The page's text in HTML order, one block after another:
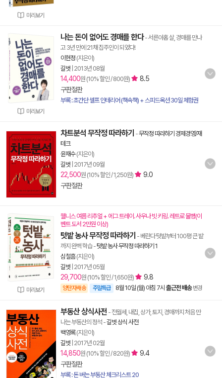
미리보기
미리보기
나는 돈이 없어도 경매를 한다- 서른아홉 살, 경매를 만나
고 3년 만에 21채 집주인이 되었다!
이현정 (지은이)
길벗 2013년 08월
14,400원 (10% 할인 / 800원)
8.5
구판절판
부록 : 초간단 셀프 인테리어 (책속책) + 스피드옥션 30일 체험권
차트분석 무작정 따라하기 -무작정 따라하기 경제경영/재
테크
윤재수(지은이)
길벗 2017년 09월
22,500원 (10% 할인 / 1,250원)
9.0
구판절판
미리보기
웰니스 여름 리추얼 + 에그 트레이. 사우나 빗 키링. 레트로 물병(이
벤트 도서 2만원 이상)
텃밭 농사 무작정 따라하기 - 베란다 텃밭부터 100평 큰 밭
까지 완벽 학습-텃밭 농사 무작정 따라하기 1
심철흠(지은이)
길벗 2017년 05월
29,700원 (10% 할인 / 1,650원) 9.8
양탄자배송 주말특급 8월 10일 (월) 아침 7시 출근전 배송 변경
부동산 상식사전 - 전월세, 내집, 상가, 토지, 경매까지 처음 만
나는 부동산의 정석 -길벗 상식 사전
백영록(지은이)
길벗 2017년 02월
14,850원 (10% 할인 / 820원)
9.4
구판절판
부록 : 돈 버는 부동산 체크리스트 20